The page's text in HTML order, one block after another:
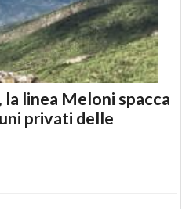
linea Meloni spacca
privati delle